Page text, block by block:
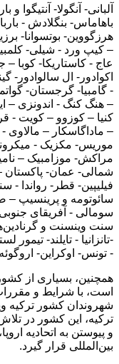
آلبانی- آنگولا- آنتیگوا و
باهاماس- بنگلادش -
هرزگووین- بوتسوانا-
– کیپ ورد - شیلی-
عاج - کاستاریکا- کوبا
اکوادور- ال سالوادور-
- گامبیا- گرجستان-
– هنگ کنگ - اندونزی –
کنیا – کوزوو – کویت -
– ماداگاسکار – مالاوی
موریس- مکزیک -
مراکش- موزامبیک –
شمالی- عمان- پاکستان –
فیلیپین- قطر- رواندا
سائوتومه و پرینسیپ
سومالی - آفریقای
سنت وینسنت و
-تانزانیا - تایلند- تیمور
- تونس- اوکراین-
همچنین، بسیاری از
است، با شرایط و
شهروندان کشور ترکیه
ترکیه، این کشور در
و پیوستن به اتحادیه
بین‌المللی قرار گیرد.